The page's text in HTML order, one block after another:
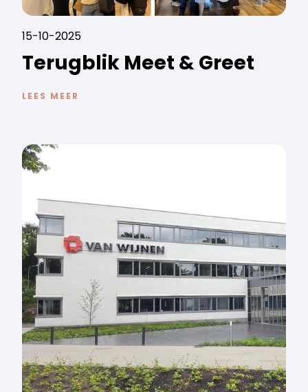
15-10-2025
Terugblik Meet & Greet
LEES MEER